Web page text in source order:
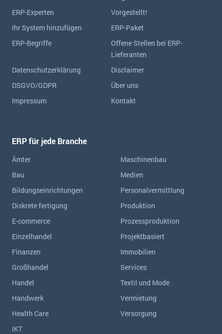
ERP-Experten
Vorgestellt!
Ihr System hinzufügen
ERP-Paket
ERP-Begriffe
Offene Stellen bei ERP-
Lieferanten
Datenschutzerklärung
Disclaimer
DSGVO/GDPR
Über uns
Impressum
Kontakt
ERP für jede Branche
Ämter
Bau
Bildungseinrichtungen
Diskrete fertigung
E-commerce
Einzelhandel
Finanzen
Großhandel
Handel
Handwerk
Health Care
IKT
Maschinenbau
Medien
Personalvermittlung
Produktion
Prozessproduktion
Projektbasiert
Immobilien
Services
Textil und Mode
Vermietung
Versorgung